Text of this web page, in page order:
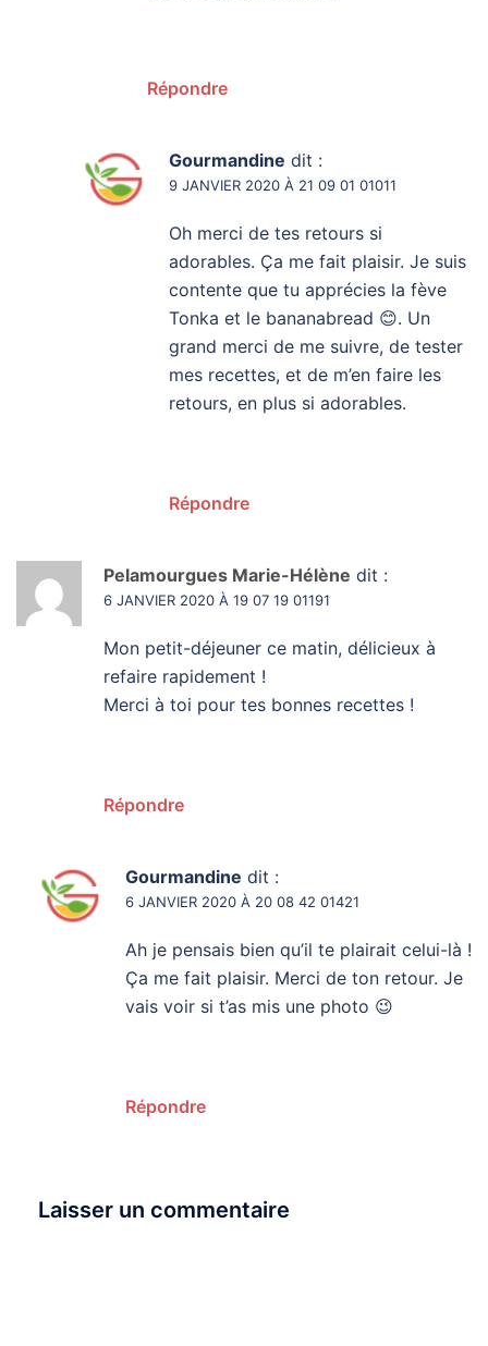
Répondre
Gourmandine dit :
9 JANVIER 2020 À 21 09 01 01011
Oh merci de tes retours si
adorables. Ça me fait plaisir. Je suis
contente que tu apprécies la fève
Tonka et le bananabread 😊. Un
grand merci de me suivre, de tester
mes recettes, et de m’en faire les
retours, en plus si adorables.
Répondre
Pelamourgues Marie-Hélène dit :
6 JANVIER 2020 À 19 07 19 01191
Mon petit-déjeuner ce matin, délicieux à
refaire rapidement !
Merci à toi pour tes bonnes recettes !
Répondre
Gourmandine dit :
6 JANVIER 2020 À 20 08 42 01421
Ah je pensais bien qu’il te plairait celui-là !
Ça me fait plaisir. Merci de ton retour. Je
vais voir si t’as mis une photo 😉
Répondre
Laisser un commentaire